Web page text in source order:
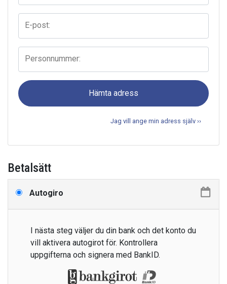
E-post:
Personnummer:
Hämta adress
Jag vill ange min adress själv ››
Betalsätt
Autogiro
I nästa steg väljer du din bank och det konto du
vill aktivera autogirot för. Kontrollera
uppgifterna och signera med BankID.